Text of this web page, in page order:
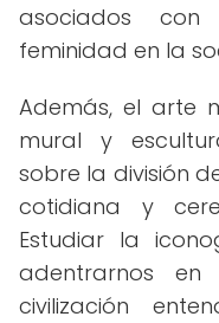
asociados
feminidad en la
Además, el arte
mural y
sobre la división
cotidiana y
Estudiar la
adentrarnos
civilización